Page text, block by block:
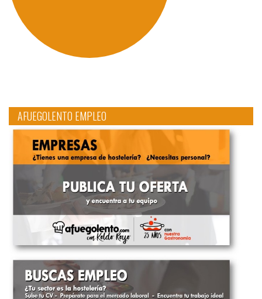
AFUEGOLENTO EMPLEO